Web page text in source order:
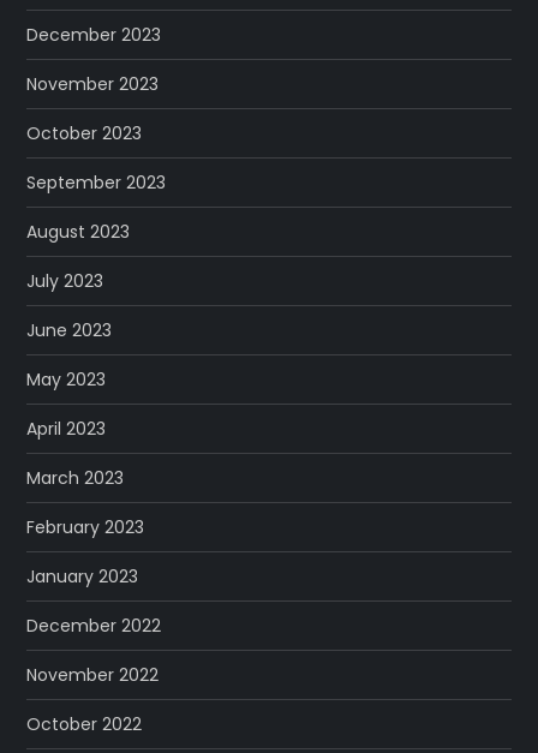
December 2023
November 2023
October 2023
September 2023
August 2023
July 2023
June 2023
May 2023
April 2023
March 2023
February 2023
January 2023
December 2022
November 2022
October 2022